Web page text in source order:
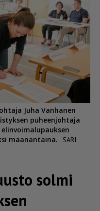
Juha Vanhanen
puheenjohtaja
maanantaina.
SARI
solmi